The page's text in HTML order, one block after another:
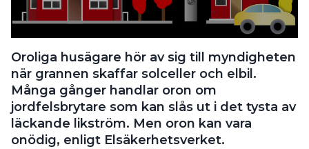
Search for:
SEARCH
Oroliga husägare hör av sig till myndigheten
när grannen skaffar solceller och elbil.
Många gånger handlar oron om
jordfelsbrytare som kan slås ut i det tysta av
läckande likström. Men oron kan vara
onödig, enligt Elsäkerhetsverket.